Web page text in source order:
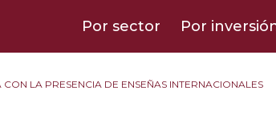
Por sector Por
LA PRESENCIA DE ENSEÑAS INTERNACIONALES